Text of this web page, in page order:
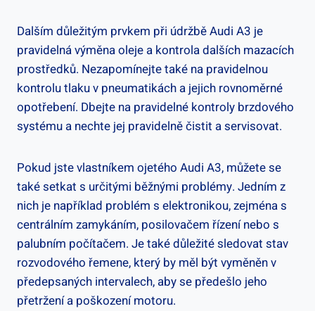
Dalším důležitým prvkem při údržbě Audi A3 je
pravidelná výměna oleje a kontrola dalších mazacích
prostředků. Nezapomínejte také na pravidelnou
kontrolu tlaku v pneumatikách a jejich rovnoměrné
opotřebení. Dbejte na pravidelné kontroly brzdového
systému a nechte jej pravidelně čistit a servisovat.
Pokud jste vlastníkem ojetého Audi A3, můžete se
také setkat s určitými běžnými problémy. Jedním z
nich je například problém s elektronikou, zejména s
centrálním zamykáním, posilovačem řízení nebo s
palubním počítačem. Je také důležité sledovat stav
rozvodového řemene, který by měl být vyměněn v
předepsaných intervalech, aby se předešlo jeho
přetržení a poškození motoru.